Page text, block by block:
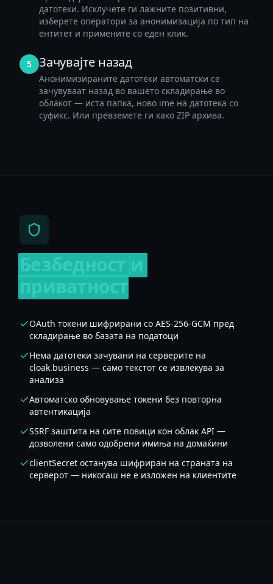
датотеки. Исклучете ги лажните позитивни,
изберете оператори за анонимизација по тип на
ентитет и примените со еден клик.
5 Зачувајте назад
Анонимизираните датотеки автоматски се
зачувуваат назад во вашето складирање во
облакот — иста папка, ново ime на датотека со
суфикс. Или превземете ги како ZIP архива.
OAuth токени шифрирани со AES-256-GCM пред
складирање во базата на податоци
Нема датотеки зачувани на серверите на
cloak.business — само текстот се извлекува за
анализа
Автоматско обновување токени без повторна
автентикација
SSRF заштита на сите повици кон облак API —
дозволени само одобрени имиња на домаќини
clientSecret останува шифриран на страната на
серверот — никогаш не е изложен на клиентите